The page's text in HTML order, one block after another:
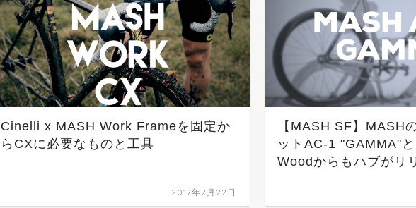
Cinelli x MASH Work Frameを固定か
らCXに必要なものと工具
2017年2月22日
【MASH SF】MASH
ットAC-1 "GAMMA"
Woodからもハブがリ